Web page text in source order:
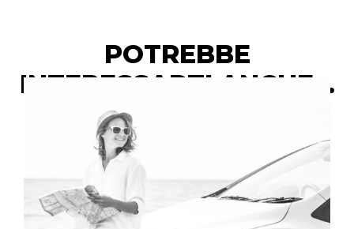
POTREBBE
INTERESSARTI ANCHE...